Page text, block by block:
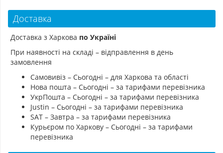
Доставка
Доставка з Харкова по Україні
При наявності на складі – відправлення в день
замовлення
Самовивіз – Сьогодні – для Харкова та області
Нова пошта – Сьогодні – за тарифами перевізника
УкрПошта – Сьогодні – за тарифами перевізника
Justin – Сьогодні – за тарифами перевізника
SAT – Завтра – за тарифами перевізника
Курьєром по Харкову – Сьогодні – за тарифами
перевізника